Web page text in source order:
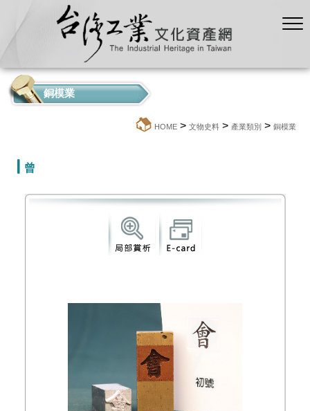
銅模業
HOME > 文物史料 > 產業類別 > 銅模業
曾